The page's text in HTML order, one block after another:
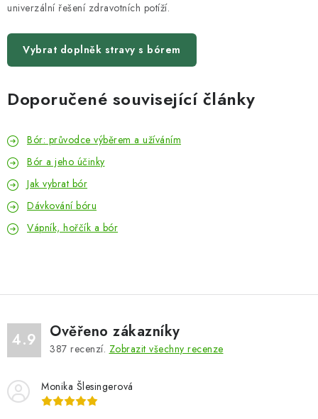
univerzální řešení zdravotních potíží.
Vybrat doplněk stravy s bórem
Doporučené související články
Bór: průvodce výběrem a užíváním
Bór a jeho účinky
Jak vybrat bór
Dávkování bóru
Vápník, hořčík a bór
4.9 Ověřeno zákazníky
387 recenzí. Zobrazit všechny recenze
Monika Šlesingerová